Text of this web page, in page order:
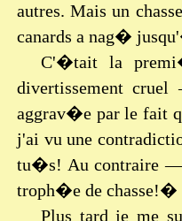
autres. Mais un
canards a nag�
C'�tait la
divertissement
aggrav�e par le fait
j'ai vu une
tu�s! Au contraire —
troph�e de chasse!�
Plus tard je me